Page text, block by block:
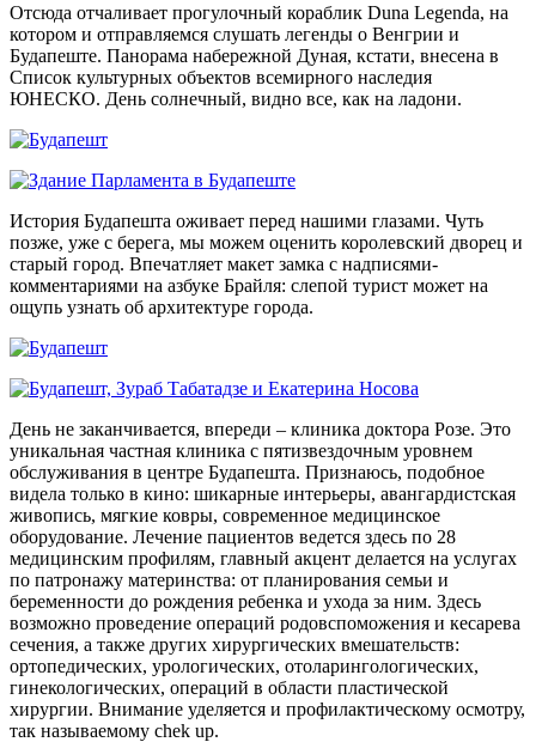
Отсюда отчаливает прогулочный кораблик Duna Legenda, на
котором и отправляемся слушать легенды о Венгрии и
Будапеште. Панорама набережной Дуная, кстати, внесена в
Список культурных объектов всемирного наследия
ЮНЕСКО. День солнечный, видно все, как на ладони.
История Будапешта оживает перед нашими глазами. Чуть
позже, уже с берега, мы можем оценить королевский дворец и
старый город. Впечатляет макет замка с надписями-
комментариями на азбуке Брайля: слепой турист может на
ощупь узнать об архитектуре города.
День не заканчивается, впереди – клиника доктора Розе. Это
уникальная частная клиника с пятизвездочным уровнем
обслуживания в центре Будапешта. Признаюсь, подобное
видела только в кино: шикарные интерьеры, авангардистская
живопись, мягкие ковры, современное медицинское
оборудование. Лечение пациентов ведется здесь по 28
медицинским профилям, главный акцент делается на услугах
по патронажу материнства: от планирования семьи и
беременности до рождения ребенка и ухода за ним. Здесь
возможно проведение операций родовспоможения и кесарева
сечения, а также других хирургических вмешательств:
ортопедических, урологических, отоларингологических,
гинекологических, операций в области пластической
хирургии. Внимание уделяется и профилактическому осмотру,
так называемому chek up.